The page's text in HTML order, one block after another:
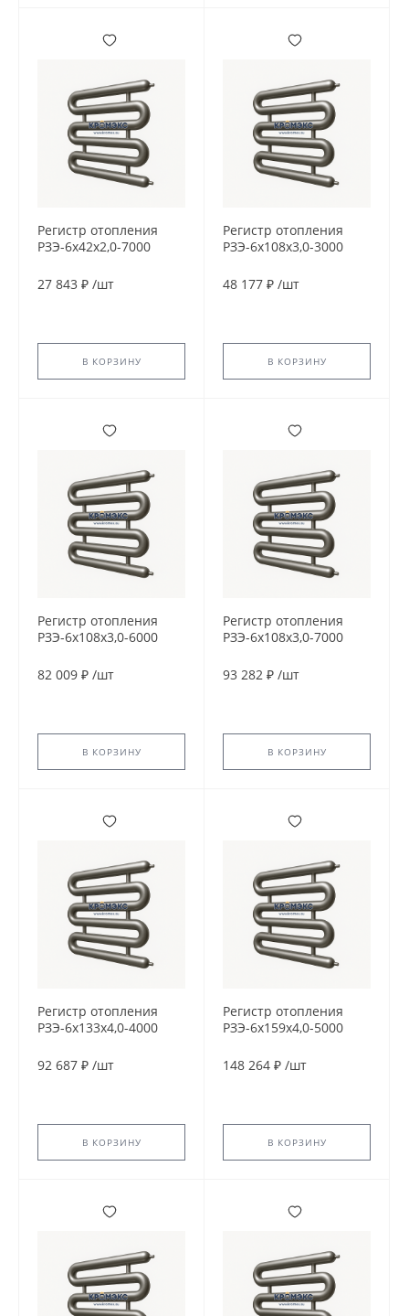
Регистр отопления
РЗЭ-6x42x2,0-7000
27 843 ₽ /шт
В КОРЗИНУ
Регистр отопления
РЗЭ-6x108x3,0-3000
48 177 ₽ /шт
В КОРЗИНУ
Регистр отопления
РЗЭ-6x108x3,0-6000
82 009 ₽ /шт
В КОРЗИНУ
Регистр отопления
РЗЭ-6x108x3,0-7000
93 282 ₽ /шт
В КОРЗИНУ
Регистр отопления
РЗЭ-6x133x4,0-4000
92 687 ₽ /шт
В КОРЗИНУ
Регистр отопления
РЗЭ-6x159x4,0-5000
148 264 ₽ /шт
В КОРЗИНУ